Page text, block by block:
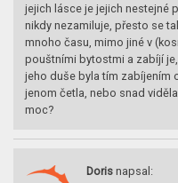
jejich lásce je jejich nestejné
nikdy nezamiluje, přesto se
mnoho času, mimo jiné v
pouštními bytostmi a zabíjí
jeho duše byla tím zabíjením
jenom četla, nebo snad
moc?
Doris napsal: